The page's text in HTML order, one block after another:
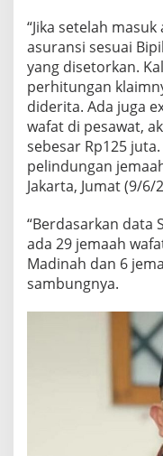
“Jika setelah
asuransi sesuai
yang disetorkan.
perhitungan
diderita. Ada juga
wafat di pesawat,
sebesar Rp125
pelindungan
Jakarta, Jumat (9/6/
“Berdasarkan data
ada 29 jemaah
Madinah dan 6
sambungnya.